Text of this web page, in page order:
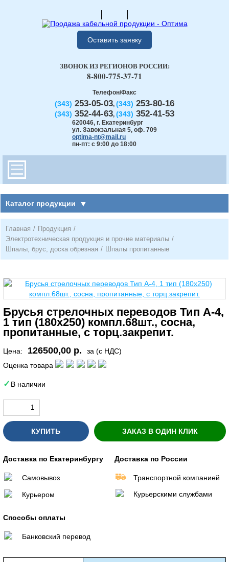
Оставить заявку
Телефон/Факс
(343) 253-05-03, (343) 253-80-16
(343) 352-44-63, (343) 352-41-53
620046, г. Екатеринбург
ул. Завокзальная 5, оф. 709
optima-nt@mail.ru
пн-пт: с 9:00 до 18:00
ЗВОНОК ИЗ РЕГИОНОВ РОССИИ:
8-800-775-37-71
Каталог продукции
Главная / Продукция /
Электротехническая продукция и прочие материалы /
Шпалы, брус, доска обрезная / Шпалы пропитанные
Брусья стрелочных переводов Тип А-4,
1 тип (180х250) компл.68шт., сосна,
пропитанные, с торц.закрепит.
Цена: 126500,00 р.
за (с НДС)
Оценка товара
В наличии
КУПИТЬ ЗАКАЗ В ОДИН КЛИК
Доставка по Екатеринбургу
Самовывоз
Курьером
Доставка по России
Транспортной компанией
Курьерскими службами
Способы оплаты
Банковский перевод